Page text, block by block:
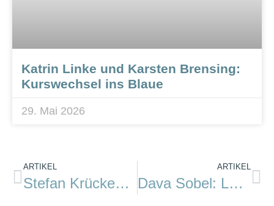
Katrin Linke und Karsten Brensing:
Kurswechsel ins Blaue
29. Mai 2026
ARTIKEL
Stefan Krücken: Wellenbrecher
ARTIKEL
Dava Sobel: Längengrad